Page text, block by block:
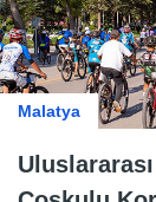
Malatya